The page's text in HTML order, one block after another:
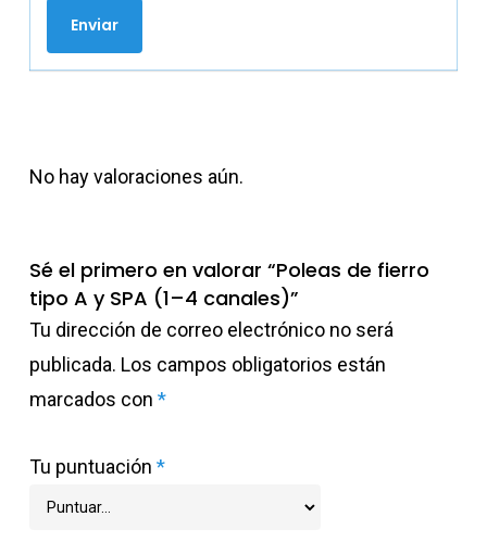
No hay valoraciones aún.
Sé el primero en valorar “Poleas de fierro
tipo A y SPA (1–4 canales)”
Tu dirección de correo electrónico no será
publicada. Los campos obligatorios están
marcados con *
Tu puntuación *